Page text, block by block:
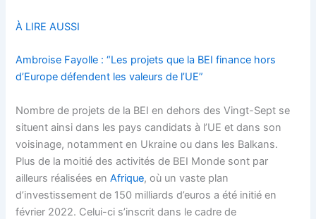
À LIRE AUSSI
Ambroise Fayolle : “Les projets que la BEI finance hors
d’Europe défendent les valeurs de l’UE”
Nombre de projets de la BEI en dehors des Vingt-Sept se
situent ainsi dans les pays candidats à l’UE et dans son
voisinage, notamment en Ukraine ou dans les Balkans.
Plus de la moitié des activités de BEI Monde sont par
ailleurs réalisées enAfrique, où un vaste plan
d’investissement de 150 milliards d’euros a été initié en
février 2022. Celui-ci s’inscrit dans le cadre de